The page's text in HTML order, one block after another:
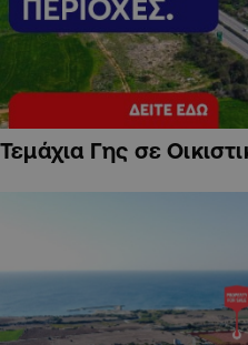
Τεμάχια Γης σε